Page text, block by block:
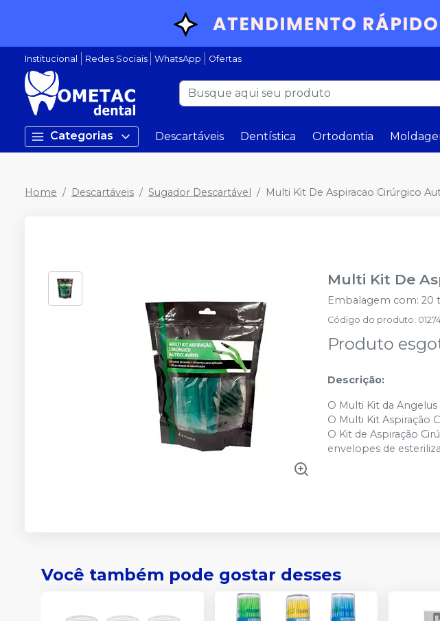
Institucional Redes Sociais WhatsApp Ofertas
Categorias Descartáveis Dentística Ortodontia
Home Descartáveis Sugador Descartável Multi Kit De Aspiracao Cirúrgico
Multi Kit De
Embalagem com: 20
Código do produto:
Produto
Descrição:
O Multi Kit da
O Multi Kit Aspiração
O Kit de Aspiração
envelopes de
Você também pode gostar desses